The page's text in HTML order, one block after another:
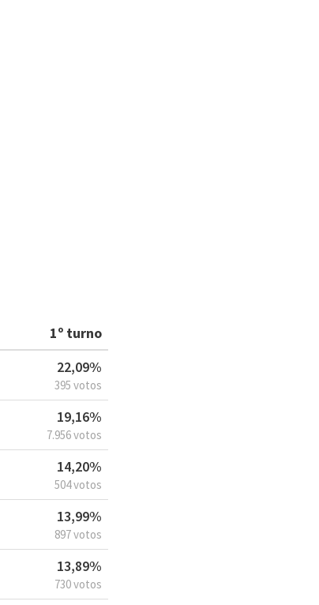
1º turno
22,09%
395 votos
19,16%
7.956 votos
14,20%
504 votos
13,99%
897 votos
13,89%
730 votos